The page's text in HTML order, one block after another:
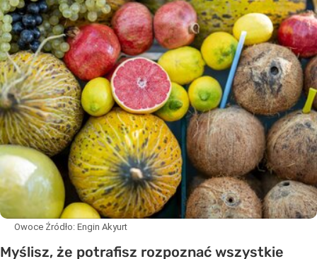
Owoce Źródło: Engin Akyurt
Myślisz, że potrafisz rozpoznać wszystkie